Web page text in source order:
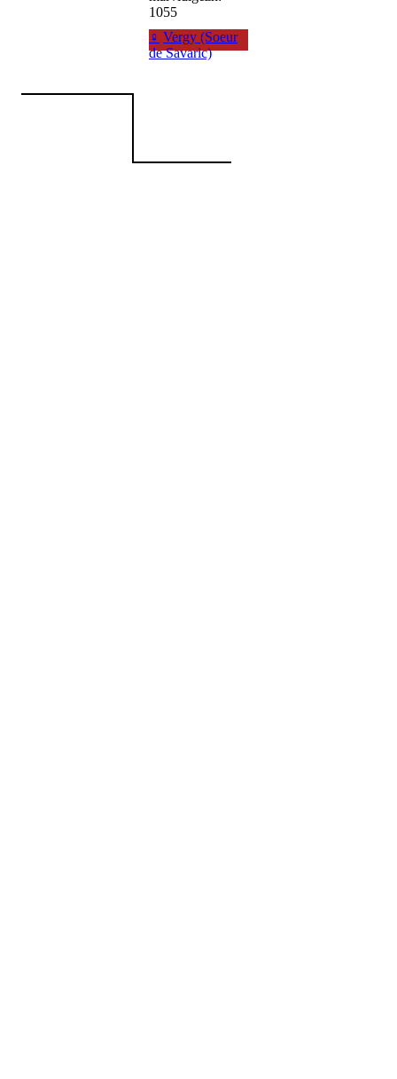
1055
♀ Vergy (Soeur
de Savaric)